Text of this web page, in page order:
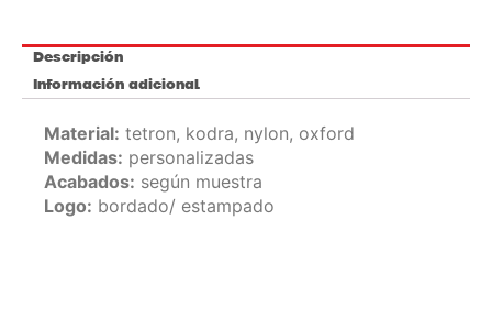
Descripción
Información adicional
Material: tetron, kodra, nylon, oxford
Medidas: personalizadas
Acabados: según muestra
Logo: bordado/ estampado